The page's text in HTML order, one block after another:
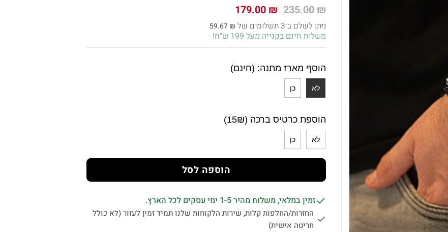
235.00₪ המחיר
המקורי
היה:
235.00 ₪.
179.00 ₪ המחיר
הנוכחי
הוא:
179.00 ₪.
ניתן לשלם ב־3 תשלומים של 59.67 ₪
משלוח חינם בקנייה מעל 199 ש״ח!
הוסף מארז מתנה: (חינם)
לא כן
הוספת כרטיס ברכה (15₪)
לא כן
הוספה לסל
זמין במלאי, משלוח מהיר 1-5 ימי עסקים לכל הארץ.
החזרות/החלפות קלות, שירות הלקוחות שלנו תמיד זמין לעזור (לא כולל
חריטה אישית)